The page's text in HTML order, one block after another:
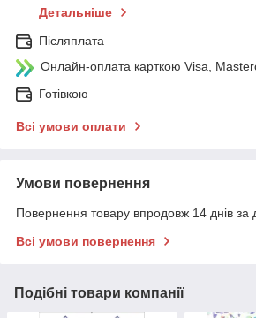
Детальніше
Післяплата
Онлайн-оплата карткою Visa,
Готівкою
Всі умови оплати
Умови повернення
Повернення товару впродовж 14 днів за
Всі умови повернення
Подібні товари компанії